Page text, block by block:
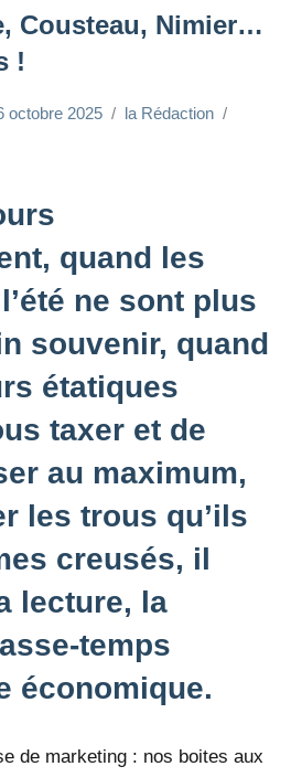
Cousteau, Nimier…
!
octobre 2025
la Rédaction
quand les
ne sont plus
souvenir, quand
étatiques
taxer et de
au maximum,
les trous qu’ils
creusés, il
lecture, la
temps
économique.
de marketing : nos boites aux